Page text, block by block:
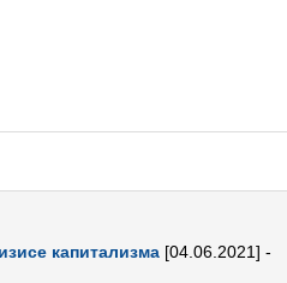
капитализма [04.06.2021] -